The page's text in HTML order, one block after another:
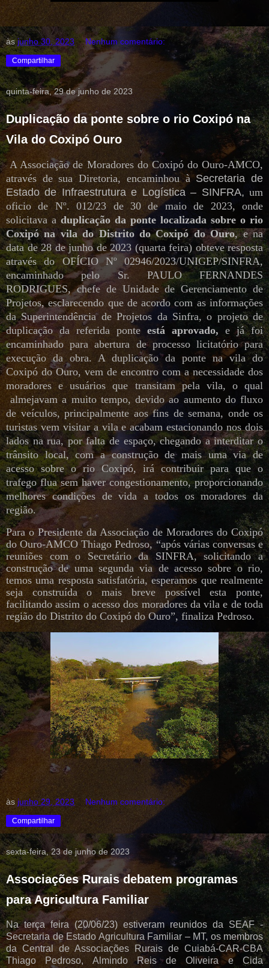
àsjunho 30, 2023 Nenhum comentário:
Compartilhar
quinta-feira, 29 de junho de 2023
Duplicação da ponte sobre o rio Coxipó na
Vila do Coxipó Ouro
A Associação de Moradores do Coxipó do Ouro-AMCO,
através de sua Diretoria, encaminhou àSecretaria de
Estado de Infraestrutura e Logística – SINFRA, um
oficio de Nº. 012/23 de 30 de maio de 2023, onde
solicitava a duplicação da ponte localizada sobre o rio
Coxipó na vila do Distrito do Coxipó do Ouro, e na
data de 28 de junho de 2023 (quarta feira) obteve resposta
através do OFÍCIO Nº 02946/2023/UNIGEP/SINFRA,
encaminhado pelo Sr. PAULO FERNANDES
RODRIGUES, chefe de Unidade de Gerenciamento de
Projetos, esclarecendo que de acordo com as informações
da Superintendência de Projetos da Sinfra, o projeto de
duplicação da referida ponte está aprovado, e já foi
encaminhado para abertura de processo licitatório para
execução da obra. A duplicação da ponte na vila do
Coxipó do Ouro, vem de encontro com a necessidade dos
moradores e usuários que transitam pela vila, o qual
almejavam a muito tempo, devido ao aumento do fluxo
de veículos, principalmente aos fins de semana, onde os
turistas vem visitar a vila e acabam estacionando nos dois
lados na rua, por falta de espaço, chegando a interditar o
trânsito local, com a construção de mais uma via de
acesso sobre o rio Coxipó, irá contribuir para que o
trafego flua sem haver congestionamento, proporcionando
melhores condições de vida a todos os moradores da
região.
Para o Presidente da Associação de Moradores do Coxipó
do Ouro-AMCO Thiago Pedroso, “após várias conversas e
reuniões com o Secretário da SINFRA, solicitando a
construção de uma segunda via de acesso sobre o rio,
temos uma resposta satisfatória, esperamos que realmente
seja construída o mais breve possível esta ponte,
facilitando assim o acesso dos moradores da vila e de toda
região do Distrito do Coxipó do Ouro”, finaliza Pedroso.
àsjunho 29, 2023 Nenhum comentário:
Compartilhar
sexta-feira, 23 de junho de 2023
Associações Rurais debatem programas
para Agricultura Familiar
Na terça feira (20/06/23) estiveram reunidos da SEAF -
Secretaria de Estado Agricultura Familiar – MT, os membros
da Central de Associações Rurais de Cuiabá-CAR-CBA
Thiago Pedroso, Almindo Reis de Oliveira e Cida